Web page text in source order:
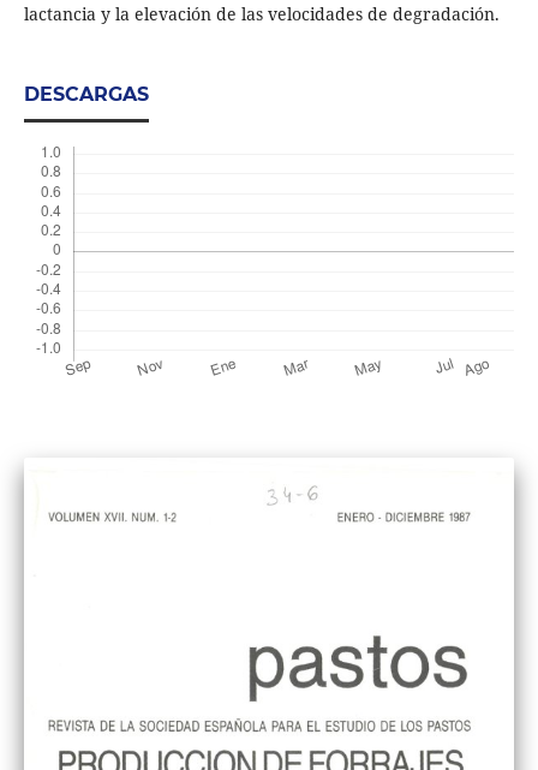
lactancia y la elevación de las velocidades de degradación.
DESCARGAS